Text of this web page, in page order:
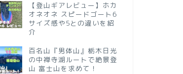
【登山ギアレビュー】ホカ
オネオネ スピードゴート6
サイズ感や5との違いを紹
介
百名山『男体山』栃木日光
の中禅寺湖ルートで絶景登
山 富士山を求めて！